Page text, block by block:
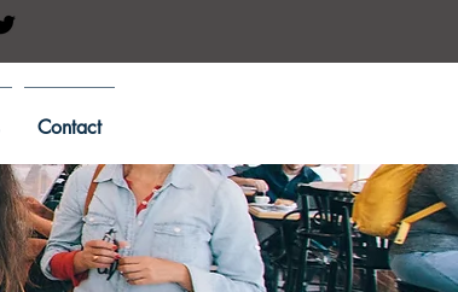
Contact